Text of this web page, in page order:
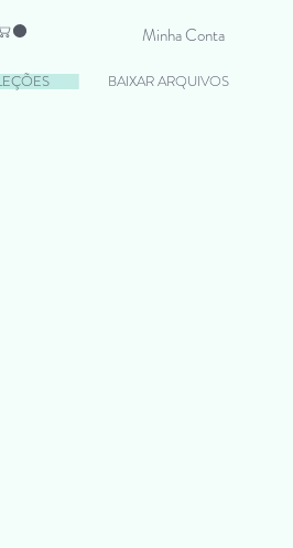
Minha Conta
BAIXAR ARQUIVOS